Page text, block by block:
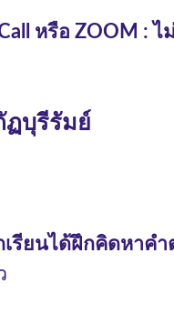
หรือ ZOOM : ไ
บุรีรัมย์
รียนได้ฝึกคิดหาค